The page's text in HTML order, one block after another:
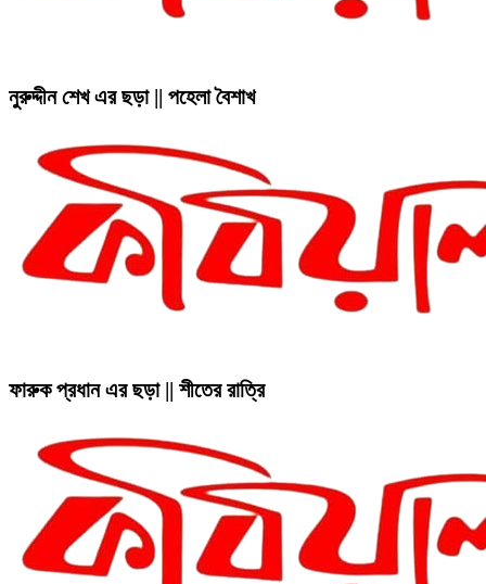
নুরুদ্দীন শেখ এর ছড়া || পহেলা বৈশাখ
ফারুক প্রধান এর ছড়া || শীতের রাত্রি